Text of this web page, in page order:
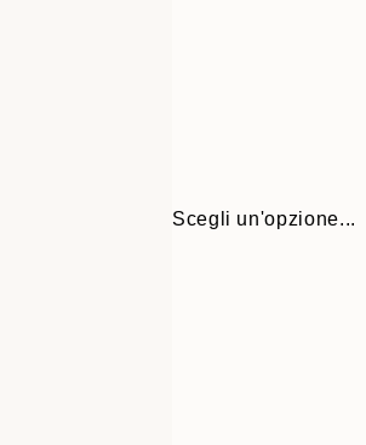
Scegli un'opzione...